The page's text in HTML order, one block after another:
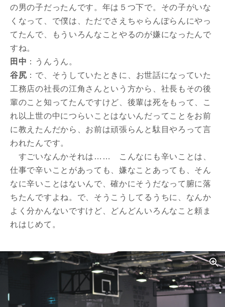
の男の子だったんです。年は５つ下で。その子がいな
くなって、で僕は、ただでさえちゃらんぽらんにやっ
てたんで、もういろんなことやるのが嫌になったんで
すね。
田中 ：うんうん。
谷尻 ：で、そうしていたときに、お世話になっていた
工務店の社長の江角さんという方から、社長もその後
輩のこと知ってたんですけど、後輩は死をもって、こ
れ以上世の中につらいことはないんだってことをお前
に教えたんだから、お前は頑張らんと駄目やろって言
われたんです。
すごいなんかそれは…… こんなにも辛いことは、
仕事で辛いことがあっても、嫌なことあっても、そん
なに辛いことはないんで、確かにそうだなって腑に落
ちたんですよね。で、そうこうしてるうちに、なんか
よく分かんないですけど、どんどんいろんなこと頼ま
れはじめて。